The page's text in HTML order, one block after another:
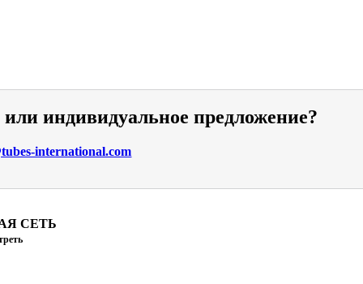
индивидуальное предложение?
international.com
СЕТЬ